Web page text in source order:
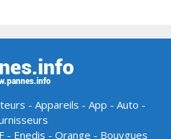
- Appareils - App - Auto -
- Enedis - Orange - Bouygues